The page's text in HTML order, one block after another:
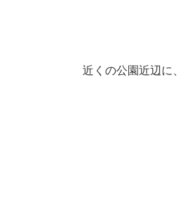
近くの公園近辺に、